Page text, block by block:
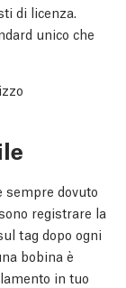
di licenza.
unico che
sempre dovuto
registrare la
tag dopo ogni
bobina è
in tuo